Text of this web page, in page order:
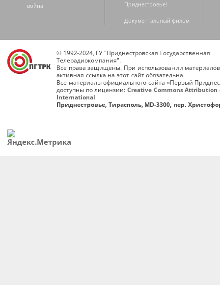
война
Приднестровье!
Документальный фильм
© 1992-2024, ГУ "Приднестровская Государственная
Телерадиокомпания".
Все права защищены. При использовании
активная ссылка на этот сайт обязательна.
Все материалы официального сайта «Первый
доступны по лицензии: Creative Commons Attribution
International
Приднестровье, Тирасполь, MD-3300, пер.